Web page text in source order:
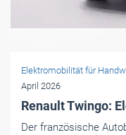
Elektromobilität für
April 2026
Renault Twingo:
Der französische